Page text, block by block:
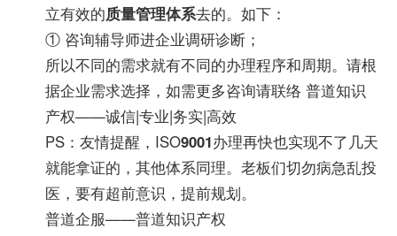
立有效的质量管理体系去的。如下：
① 咨询辅导师进企业调研诊断；
所以不同的需求就有不同的办理程序和周期。请根
据企业需求选择，如需更多咨询请联络 普道知识
产权——诚信|专业|务实|高效
PS：友情提醒，ISO9001办理再快也实现不了几天
就能拿证的，其他体系同理。老板们切勿病急乱投
医，要有超前意识，提前规划。
普道企服——普道知识产权